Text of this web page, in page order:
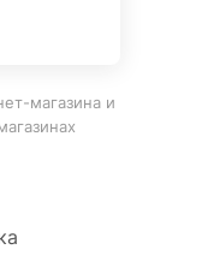
магазина и